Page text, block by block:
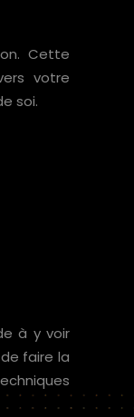
Cette
votre
soi.
à y voir
faire la